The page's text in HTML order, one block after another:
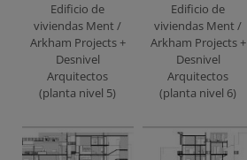
Edificio de
viviendas Ment /
Arkham Projects +
Desnivel
Arquitectos
(planta nivel 5)
Edificio de
viviendas Ment /
Arkham Projects +
Desnivel
Arquitectos
(planta nivel 6)